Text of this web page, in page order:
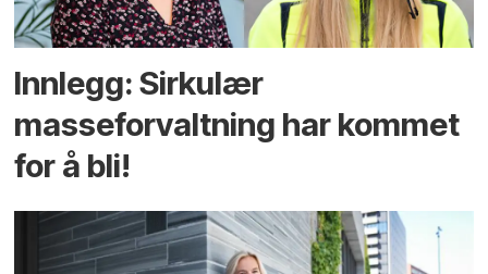
Innlegg: Sirkulær
masseforvaltning har kommet
for å bli!